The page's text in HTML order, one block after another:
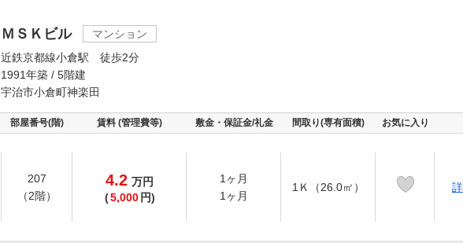
ＭＳＫビル
マンション
近鉄京都線小倉駅 徒歩2分
1991年築 / 5階建
宇治市小倉町神楽田
部屋番号(階) 賃料 (管理費等) 敷金・保証金/礼金 間取り(専有面積) お気に入り
207
（2階）
4.2 万円
(5,000 円)
1ヶ月
1ヶ月
1Ｋ（26.0㎡）